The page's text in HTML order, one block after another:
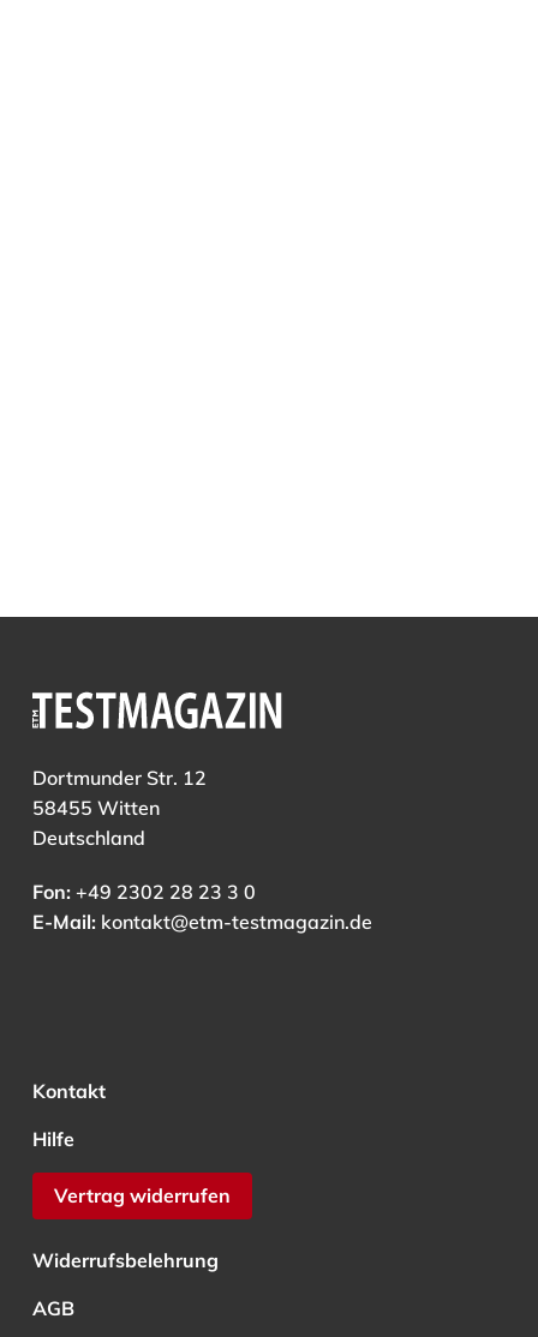
Dortmunder Str. 12
58455 Witten
Deutschland
Fon:+49 2302 28 23 3 0
E-Mail: kontakt@etm-testmagazin.de
Kontakt
Hilfe
Vertrag widerrufen
Widerrufsbelehrung
AGB